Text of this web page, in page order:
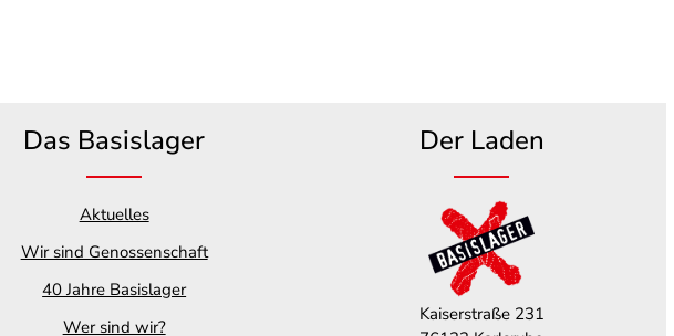
Das Basislager
Aktuelles
Wir sind Genossenschaft
40 Jahre Basislager
Wer sind wir?
Der Laden
Kaiserstraße 231